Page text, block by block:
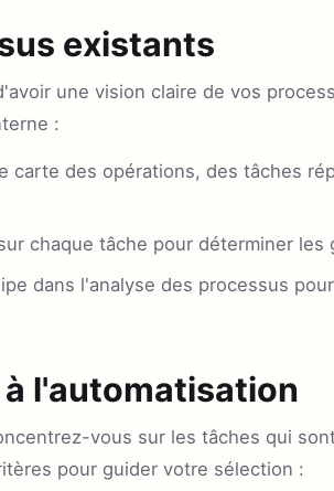
existants
une vision claire de vos
:
carte des opérations, des tâches
chaque tâche pour déterminer
dans l'analyse des processus
l'automatisation
vous sur les tâches qui
pour guider votre sélection :